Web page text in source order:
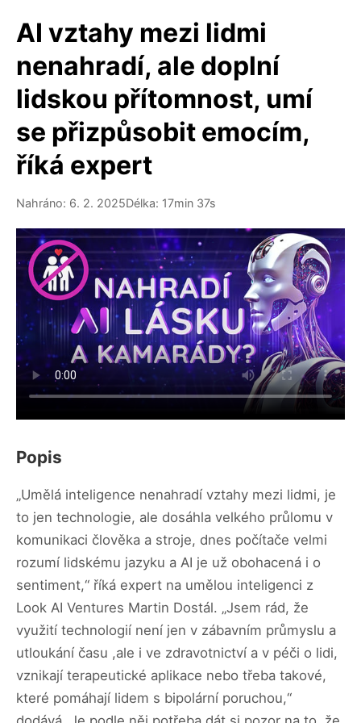
AI vztahy mezi lidmi
nenahradí, ale doplní
lidskou přítomnost, umí
se přizpůsobit emocím,
říká expert
Nahráno: 6. 2. 2025Délka: 17min 37s
Popis
„Umělá inteligence nenahradí vztahy mezi lidmi, je
to jen technologie, ale dosáhla velkého průlomu v
komunikaci člověka a stroje, dnes počítače velmi
rozumí lidskému jazyku a AI je už obohacená i o
sentiment,“ říká expert na umělou inteligenci z
Look AI Ventures Martin Dostál. „Jsem rád, že
využití technologií není jen v zábavním průmyslu a
utloukání času ,ale i ve zdravotnictví a v péči o lidi,
vznikají terapeutické aplikace nebo třeba takové,
které pomáhají lidem s bipolární poruchou,“